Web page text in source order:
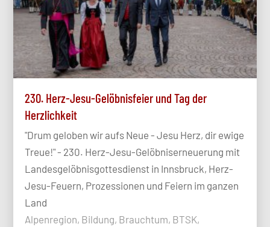
230. Herz-Jesu-Gelöbnisfeier und Tag der
Herzlichkeit
"Drum geloben wir aufs Neue - Jesu Herz, dir ewige
Treue!" - 230. Herz-Jesu-Gelöbniserneuerung mit
Landesgelöbnisgottesdienst in Innsbruck, Herz-
Jesu-Feuern, Prozessionen und Feiern im ganzen
Land
Alpenregion, Bildung, Brauchtum, BTSK,